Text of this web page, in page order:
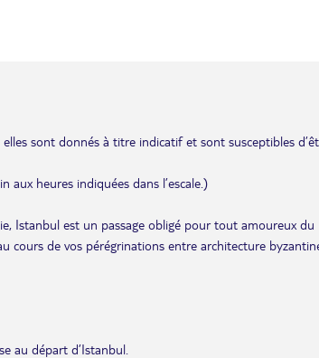
sont donnés à titre indicatif et sont susceptibles
aux heures indiquées dans l’escale.)
Istanbul est un passage obligé pour tout amoureux du
cours de vos pérégrinations entre architecture
au départ d’Istanbul.